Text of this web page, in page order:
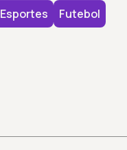
Esportes Futebol